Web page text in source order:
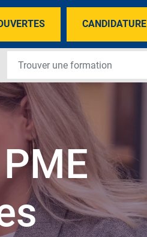
CANDIDATURE